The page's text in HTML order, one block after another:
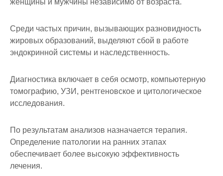
женщины и мужчины независимо от возраста.
Среди частых причин, вызывающих разновидность
жировых образований, выделяют сбой в работе
эндокринной системы и наследственность.
Диагностика включает в себя осмотр, компьютерную
томографию, УЗИ, рентгеновское и цитологическое
исследования.
По результатам анализов назначается терапия.
Определение патологии на ранних этапах
обеспечивает более высокую эффективность
лечения.